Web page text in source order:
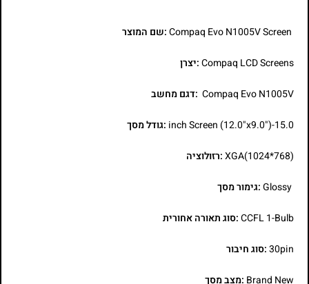
:שם המוצר
Compaq LCD Screens:יצרן
Compaq Evo N1005V :דגם מחשב
15.0-inch Screen (12.0"x9.0") :גודל מסך
XGA(1024*768):רזולוציה
Glossy:גימור מסך
CCFL 1-Bulb:סוג תאורה אחורית
30pin:סוג חיבור
Brand New :מצב מסך